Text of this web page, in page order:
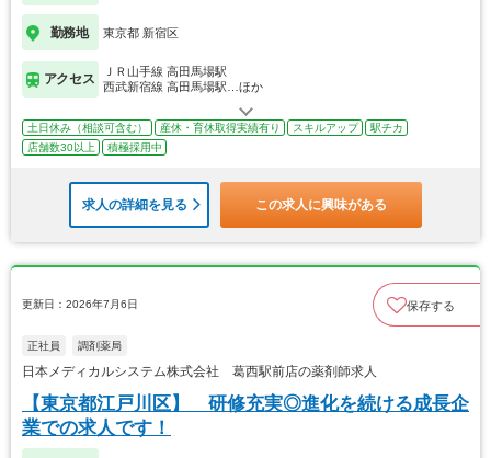
勤務地 東京都 新宿区
アクセス
ＪＲ山手線 高田馬場駅
西武新宿線 高田馬場駅…ほか
土日休み（相談可含む） 産休・育休取得実績有り スキルアップ
駅チカ
店舗数30以上
積極採用中
求人の詳細を見る この求人に興味がある
更新日：2026年7月6日 保存する
正社員 調剤薬局
日本メディカルシステム株式会社 葛西駅前店の薬剤師求人
【東京都江戸川区】 研修充実◎進化を続ける成長企
業での求人です！